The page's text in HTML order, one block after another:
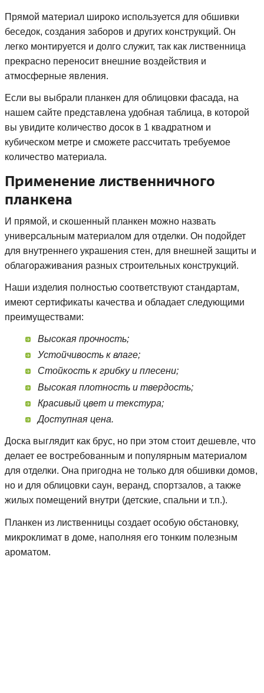
Прямой материал широко используется для обшивки
беседок, создания заборов и других конструкций. Он
легко монтируется и долго служит, так как лиственница
прекрасно переносит внешние воздействия и
атмосферные явления.
Если вы выбрали планкен для облицовки фасада, на
нашем сайте представлена удобная таблица, в которой
вы увидите количество досок в 1 квадратном и
кубическом метре и сможете рассчитать требуемое
количество материала.
Применение лиственничного
планкена
И прямой, и скошенный планкен можно назвать
универсальным материалом для отделки. Он подойдет
для внутреннего украшения стен, для внешней защиты и
облагораживания разных строительных конструкций.
Наши изделия полностью соответствуют стандартам,
имеют сертификаты качества и обладает следующими
преимуществами:
Высокая прочность;
Устойчивость к влаге;
Стойкость к грибку и плесени;
Высокая плотность и твердость;
Красивый цвет и текстура;
Доступная цена.
Доска выглядит как брус, но при этом стоит дешевле, что
делает ее востребованным и популярным материалом
для отделки. Она пригодна не только для обшивки домов,
но и для облицовки саун, веранд, спортзалов, а также
жилых помещений внутри (детские, спальни и т.п.).
Планкен из лиственницы создает особую обстановку,
микроклимат в доме, наполняя его тонким полезным
ароматом.